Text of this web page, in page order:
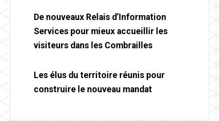
De nouveaux Relais d’Information
Services pour mieux accueillir les
visiteurs dans les Combrailles
Les élus du territoire réunis pour
construire le nouveau mandat